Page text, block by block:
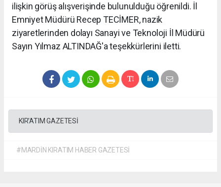
ilişkin görüş alışverişinde bulunulduğu öğrenildi. İl
Emniyet Müdürü Recep TECİMER, nazik
ziyaretlerinden dolayı Sanayi ve Teknoloji İl Müdürü
Sayın Yılmaz ALTINDAĞ'a teşekkürlerini iletti.
KIR'ATIM GAZETESİ
#MARDİN KIRATIM HABER GAZETESİ